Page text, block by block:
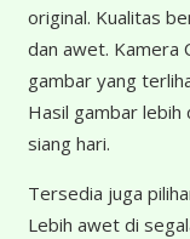
original. Kualitas
dan awet. Kamera
gambar yang
Hasil gambar lebih
siang hari.
Tersedia juga
Lebih awet di